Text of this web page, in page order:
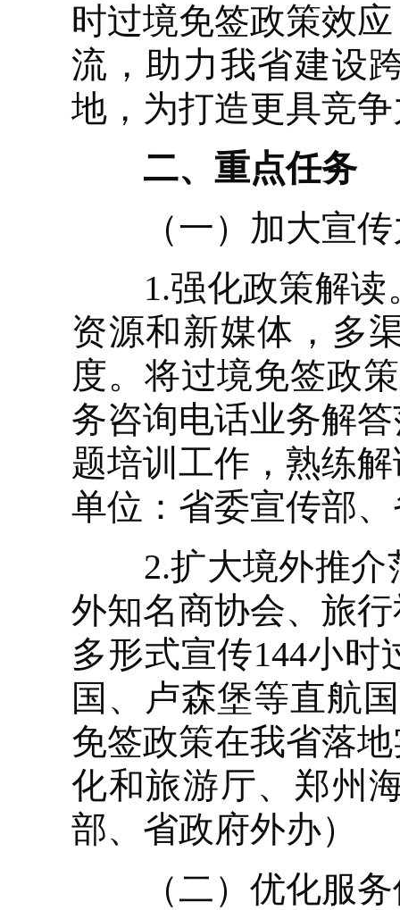
时过境免签政策效
流，助力我省建设
地，为打造更具竞
二、重点任务
（一）加大宣传
1.强化政策解读
资源和新媒体，多
度。将过境免签政
务咨询电话业务解
题培训工作，熟练
单位：省委宣传部
2.扩大境外推介
外知名商协会、旅
多形式宣传144小
国、卢森堡等直航
免签政策在我省落
化和旅游厅、郑州
部、省政府外办）
（二）优化服务